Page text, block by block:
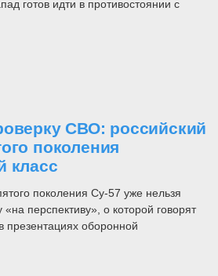
готов идти в противостоянии с
СВО: российский
поколения
класс
поколения Су-57 уже нельзя
перспективу», о которой говорят
презентациях оборонной